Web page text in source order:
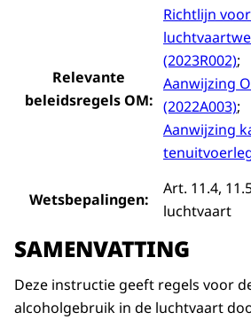
Relevante
beleidsregels OM:
Richtlijn
(2023R002);
Aanwijzing
(2022A003);
Aanwijzing
Wetsbepalingen:
Art. 11.4,
luchtvaart
SAMENVATTING
Deze instructie geeft regels voor
alcoholgebruik in de luchtvaart